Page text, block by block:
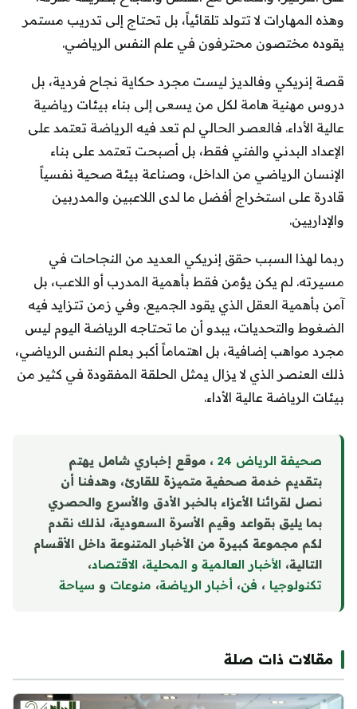
وهذه المهارات لا تتولد تلقائياً، بل تحتاج إلى تدريب مستمر
يقوده مختصون محترفون في علم النفس الرياضي.
قصة إنريكي وفالديز ليست مجرد حكاية نجاح فردية، بل
دروس مهنية هامة لكل من يسعى إلى بناء بيئات رياضية
عالية الأداء. فالعصر الحالي لم تعد فيه الرياضة تعتمد على
الإعداد البدني والفني فقط، بل أصبحت تعتمد على بناء
الإنسان الرياضي من الداخل، وصناعة بيئة صحية نفسياً
قادرة على استخراج أفضل ما لدى اللاعبين والمدربين
والإداريين.
ربما لهذا السبب حقق إنريكي العديد من النجاحات في
مسيرته. لم يكن يؤمن فقط بأهمية المدرب أو اللاعب، بل
آمن بأهمية العقل الذي يقود الجميع. وفي زمن تتزايد فيه
الضغوط والتحديات، يبدو أن ما تحتاجه الرياضة اليوم ليس
مجرد مواهب إضافية، بل اهتماماً أكبر بعلم النفس الرياضي،
ذلك العنصر الذي لا يزال يمثل الحلقة المفقودة في كثير من
بيئات الرياضة عالية الأداء.
صحيفة الرياض 24
، موقع إخباري شامل يهتم
بتقديم خدمة صحفية متميزة للقارئ، وهدفنا أن
نصل لقرائنا الأعزاء بالخبر الأدق والأسرع والحصري
بما يليق بقواعد وقيم الأسرة السعودية، لذلك نقدم
لكم مجموعة كبيرة من الأخبار المتنوعة داخل الأقسام
التالية، الأخبار العالمية و المحلية، الاقتصاد،
تكنولوجيا ، فن، أخبار الرياضة، منوعات و سياحة
مقالات ذات صلة